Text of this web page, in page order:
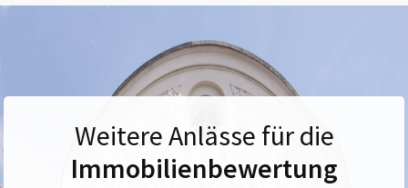
Weitere Anlässe für die
Immobilienbewertung